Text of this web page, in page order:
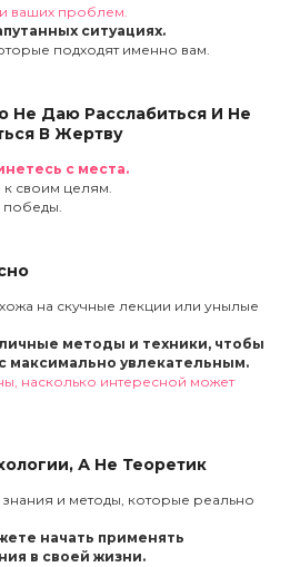
ваших проблем.
ситуациях.
подходят именно вам.
Не Даю Расслабиться И Не
В Жертву
с места.
к своим целям.
победы.
на скучные лекции или унылые
методы и техники, чтобы
максимально увлекательным.
насколько интересной может
А Не Теоретик
и методы, которые реально
начать применять
в своей жизни.